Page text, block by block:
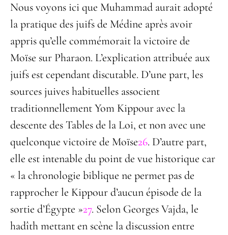
Nous voyons ici que Muhammad aurait adopté
la pratique des juifs de Médine après avoir
appris qu’elle commémorait la victoire de
Moïse sur Pharaon. L’explication attribuée aux
juifs est cependant discutable. D’une part, les
sources juives habituelles associent
traditionnellement Yom Kippour avec la
descente des Tables de la Loi, et non avec une
quelconque victoire de Moïse26. D’autre part,
elle est intenable du point de vue historique car
« la chronologie biblique ne permet pas de
rapprocher le Kippour d’aucun épisode de la
sortie d’Égypte »27. Selon Georges Vajda, le
hadîth mettant en scène la discussion entre